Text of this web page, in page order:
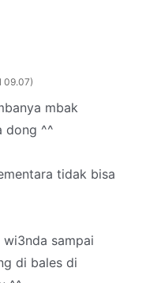
09.07
mbak
dong ^^
tidak bisa
sampai
di bales di